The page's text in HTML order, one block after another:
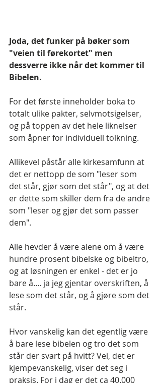
Joda, det funker på bøker som
"veien til førekortet" men
dessverre ikke når det kommer til
Bibelen.
For det første inneholder boka to
totalt ulike pakter, selvmotsigelser,
og på toppen av det hele liknelser
som åpner for individuell tolkning.
Allikevel påstår alle kirkesamfunn at
det er nettopp de som "leser som
det står, gjør som det står", og at det
er dette som skiller dem fra de andre
som "leser og gjør det som passer
dem".
Alle hevder å være alene om å være
hundre prosent bibelske og bibeltro,
og at løsningen er enkel - det er jo
bare å.... ja jeg gjentar overskriften, å
lese som det står, og å gjøre som det
står.
Hvor vanskelig kan det egentlig være
å bare lese bibelen og tro det som
står der svart på hvitt? Vel, det er
kjempevanskelig, viser det seg i
praksis. For i dag er det ca 40.000